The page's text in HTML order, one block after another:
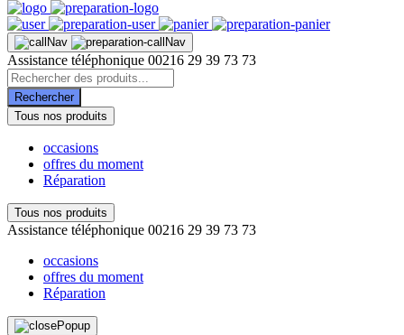
Assistance téléphonique 00216 29 39 73 73
Recherche
de
produits
Rechercher
Tous nos produits
occasions
offres du moment
Réparation
Tous nos produits
Assistance téléphonique 00216 29 39 73 73
occasions
offres du moment
Réparation